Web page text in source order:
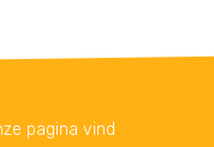
pagina vind